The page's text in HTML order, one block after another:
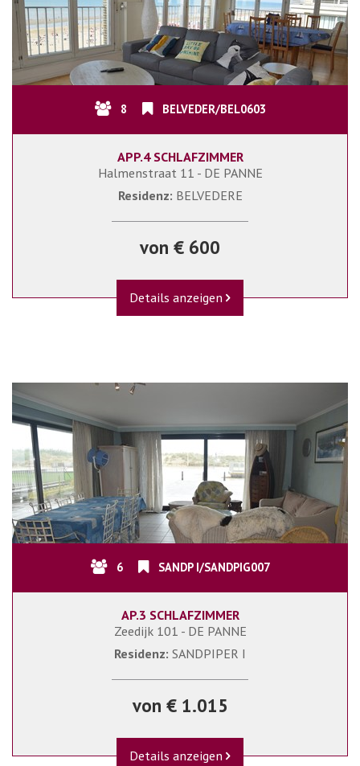
8 BELVEDER/BEL0603
APP.4 SCHLAFZIMMER
Halmenstraat 11 - DE PANNE
Residenz: BELVEDERE
von € 600
Details anzeigen
6 SANDP I/SANDPIG007
AP.3 SCHLAFZIMMER
Zeedijk 101 - DE PANNE
Residenz: SANDPIPER I
von € 1.015
Details anzeigen